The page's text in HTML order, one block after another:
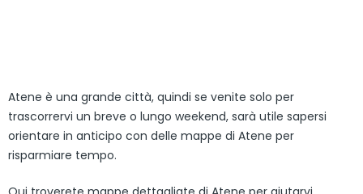
Atene è una grande città, quindi se venite solo per
trascorrervi un breve o lungo weekend, sarà utile sapersi
orientare in anticipo con delle mappe di Atene per
risparmiare tempo.